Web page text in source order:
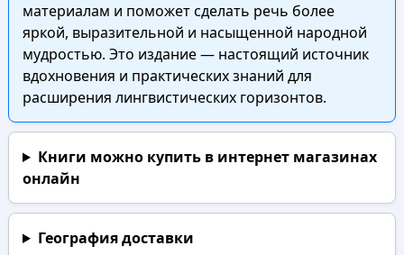
материалам и поможет сделать речь более
яркой, выразительной и насыщенной народной
мудростью. Это издание — настоящий источник
вдохновения и практических знаний для
расширения лингвистических горизонтов.
Книги можно купить в интернет магазинах
онлайн
География доставки